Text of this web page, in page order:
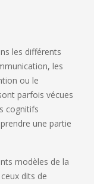
les différents
les
ou le
parfois vécues
cognitifs
une partie
modèles de la
dits de